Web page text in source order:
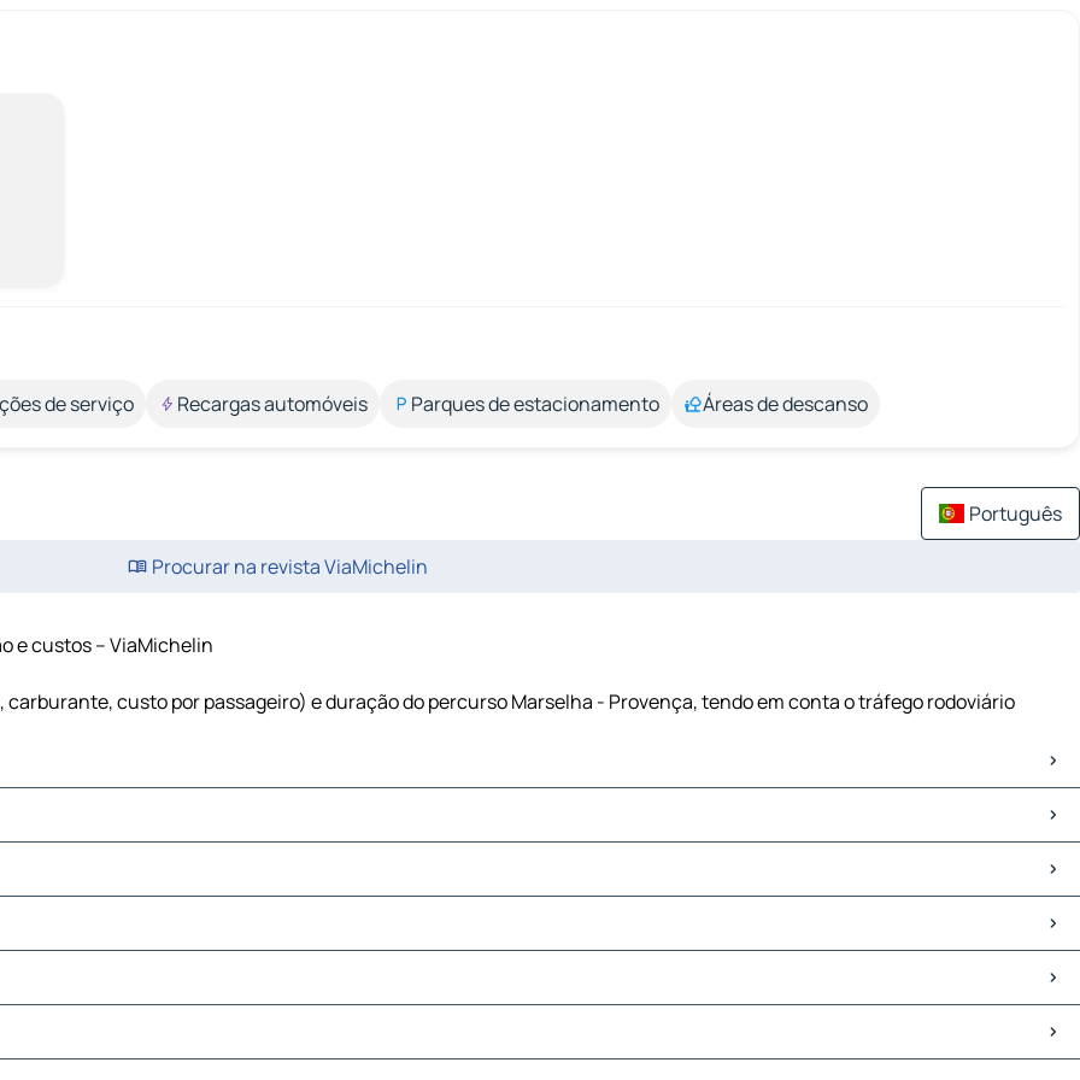
de serviço Recargas automóveis Parques de estacionamento Áreas de descanso
Português
Procurar na revista ViaMichelin
e custos – ViaMichelin
custo por passageiro) e duração do percurso Marselha - Provença, tendo em conta o tráfego rodoviário